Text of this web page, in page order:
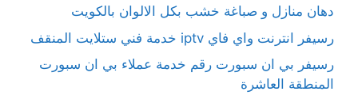
دهان منازل و صباغة خشب بكل الالوان بالكويت
رسيفر انترنت واي فاي iptv خدمة فني ستلايت المنقف
رسيفر بي ان سبورت رقم خدمة عملاء بي ان سبورت
المنطقة العاشرة